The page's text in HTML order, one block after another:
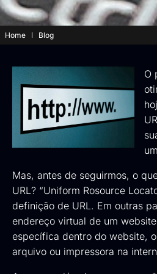
Home Blog
O
Mas, antes de seguirmos, o
URL? “Uniform Rosource
definição de URL. Em outras
endereço virtual de um
específica dentro do website,
arquivo ou impressora na